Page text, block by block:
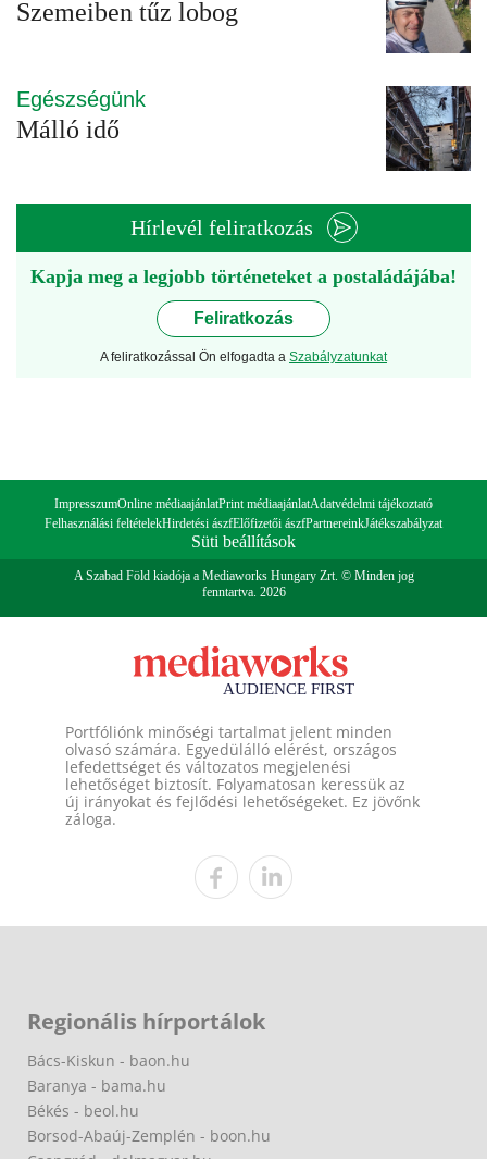
Szemeiben tűz lobog
Egészségünk
Málló idő
Hírlevél feliratkozás
Kapja meg a legjobb történeteket a postaládájába!
Feliratkozás
A feliratkozással Ön elfogadta a Szabályzatunkat
ImpresszumOnline médiaajánlatPrint médiaajánlatAdatvédelmi tájékoztató
Felhasználási feltételekHirdetési ászfElőfizetői ászfPartnereinkJátékszabályzat
Süti beállítások
A Szabad Föld kiadója a Mediaworks Hungary Zrt. © Minden jog
fenntartva. 2026
Portfóliónk minőségi tartalmat jelent minden
olvasó számára. Egyedülálló elérést, országos
lefedettséget és változatos megjelenési
lehetőséget biztosít. Folyamatosan keressük az
új irányokat és fejlődési lehetőségeket. Ez jövőnk
záloga.
Regionális hírportálok
Bács-Kiskun - baon.hu
Baranya - bama.hu
Békés - beol.hu
Borsod-Abaúj-Zemplén - boon.hu